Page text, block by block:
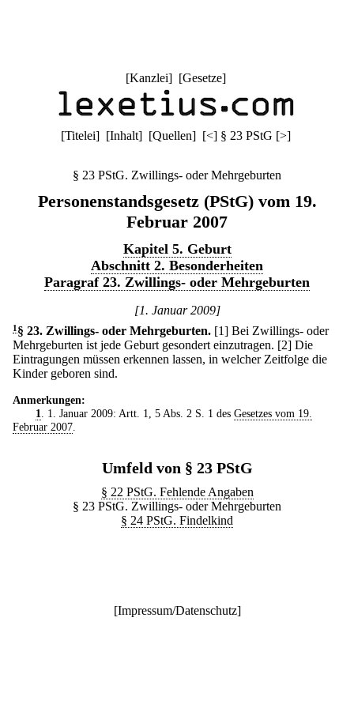
[Kanzlei] [Gesetze]
[Titelei] [Inhalt] [Quellen] [<] § 23 PStG [>]
§ 23 PStG. Zwillings- oder Mehrgeburten
Personenstandsgesetz (PStG) vom 19.
Februar 2007
Kapitel 5. Geburt
Abschnitt 2. Besonderheiten
Paragraf 23. Zwillings- oder Mehrgeburten
[1. Januar 2009]
1 § 23. Zwillings- oder Mehrgeburten. [1] Bei Zwillings- oder
Mehrgeburten ist jede Geburt gesondert einzutragen. [2] Die
Eintragungen müssen erkennen lassen, in welcher Zeitfolge die
Kinder geboren sind.
Anmerkungen:
1
. 1. Januar 2009: Artt. 1, 5 Abs. 2 S. 1 des Gesetzes vom 19.
Februar 2007
Umfeld von § 23 PStG
§ 22 PStG. Fehlende Angaben
§ 23 PStG. Zwillings- oder Mehrgeburten
§ 24 PStG. Findelkind
[Impressum/Datenschutz]